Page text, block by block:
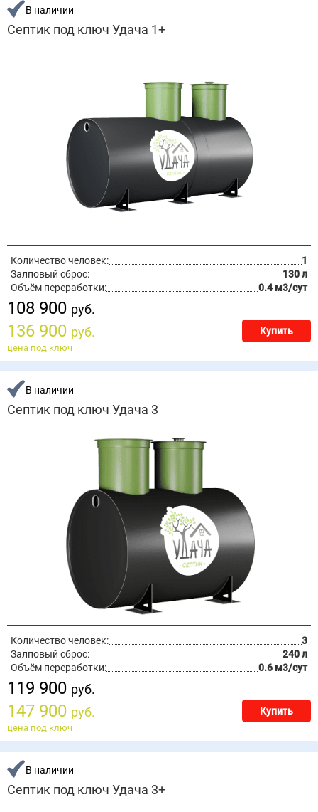
В наличии
Септик под ключ Удача 1+
Количество человек:
1
Залповый сброс:
130 л
Объём переработки:
0.4 м3/сут
108 900 руб.
136 900 руб. Купить
цена под ключ
В наличии
Септик под ключ Удача 3
Количество человек:
3
Залповый сброс:
240 л
Объём переработки:
0.6 м3/сут
119 900 руб.
147 900 руб. Купить
цена под ключ
В наличии
Септик под ключ Удача 3+